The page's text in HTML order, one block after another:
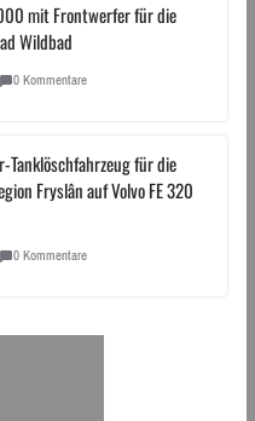
mit Frontwerfer für die
Wildbad
0 Kommentare
Tanklöschfahrzeug für die
Fryslân auf Volvo FE 320
0 Kommentare